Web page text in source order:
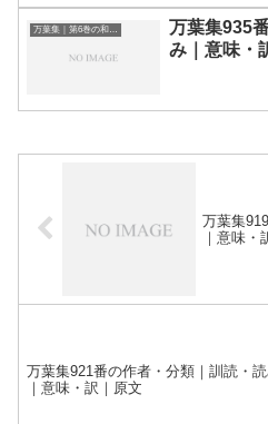
万葉集935
み｜意味・
万葉集
｜意味・
万葉集921番の作者・分類｜訓読・
｜意味・訳｜原文